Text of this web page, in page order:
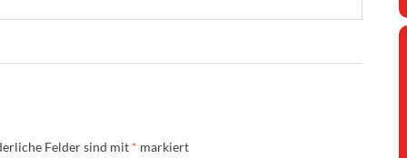
Felder sind mit * markiert